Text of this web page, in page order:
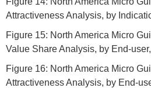
Attractiveness Analysis, by
Figure 15: North America Micro
Value Share Analysis, by End-
Figure 16: North America Micro
Attractiveness Analysis, by End-